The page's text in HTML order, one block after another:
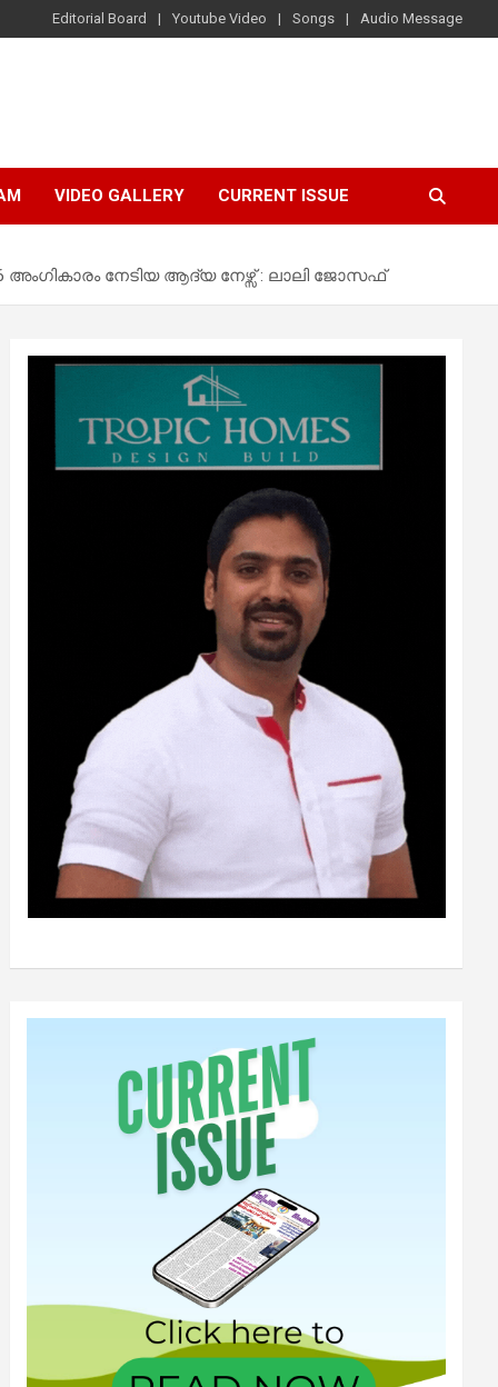
Editorial Board Youtube Video Songs Audio Message
VIDEO GALLERY CURRENT ISSUE
നേടിയ ആദ്യ നേഴ്സ് : ലാലി ജോസഫ്